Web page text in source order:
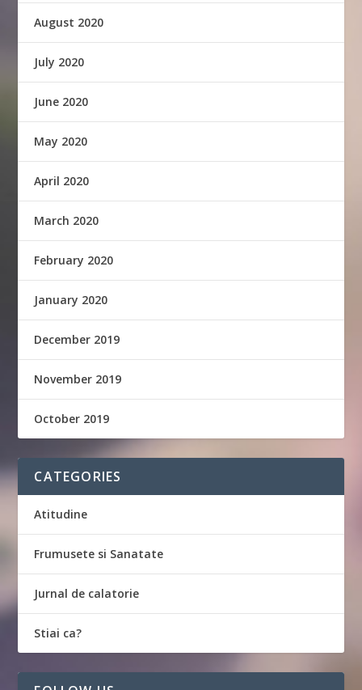
August 2020
July 2020
June 2020
May 2020
April 2020
March 2020
February 2020
January 2020
December 2019
November 2019
October 2019
CATEGORIES
Atitudine
Frumusete si Sanatate
Jurnal de calatorie
Stiai ca?